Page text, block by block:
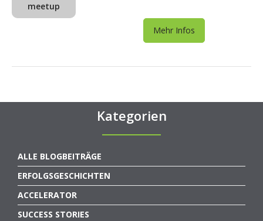
meetup
Mehr Infos
Kategorien
ALLE BLOGBEITRÄGE
ERFOLGSGESCHICHTEN
ACCELERATOR
SUCCESS STORIES